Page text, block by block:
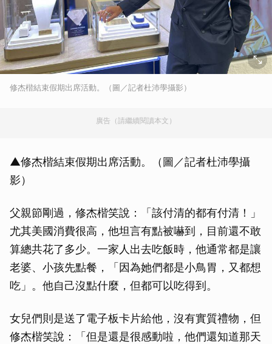
修杰楷結束假期出席活動。（圖／記者杜沛學攝影）
廣告（請繼續閱讀本文）
▲修杰楷結束假期出席活動。（圖／記者杜沛學攝
影）
父親節剛過，修杰楷笑說：「該付清的都有付清！」
尤其美國消費很高，他坦言有點被嚇到，目前還不敢
算總共花了多少。一家人出去吃飯時，他通常都是讓
老婆、小孩先點餐，「因為她們都是小鳥胃，又都想
吃」。他自己沒點什麼，但都可以吃得到。
女兒們則是送了電子板卡片給他，沒有實質禮物，但
修杰楷笑說：「但是還是很感動啦，他們還知道那天